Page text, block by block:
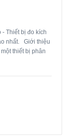
Thiết bị đo kích
nhất. Giới thiệu
thiết bị phân